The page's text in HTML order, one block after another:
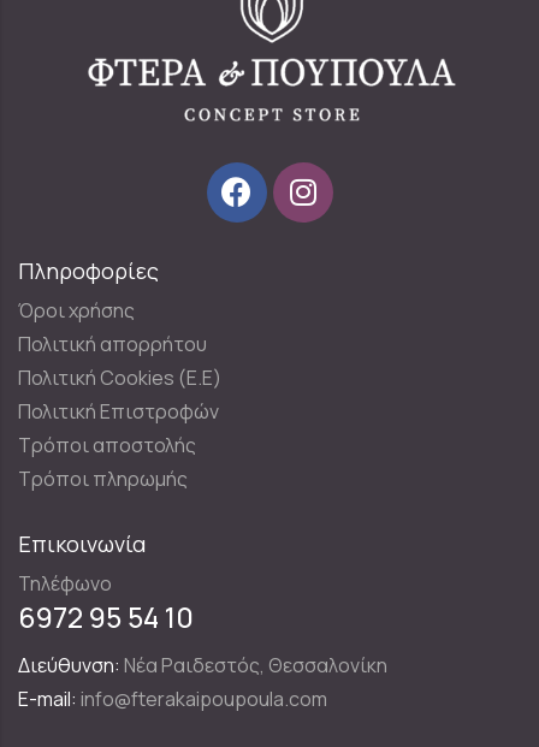
Πληροφορίες
Όροι χρήσης
Πολιτική απορρήτου
Πολιτική Cookies (E.E)
Πολιτική Επιστροφών
Τρόποι αποστολής
Τρόποι πληρωμής
Επικοινωνία
Τηλέφωνο
6972 95 54 10
Διεύθυνση: Νέα Ραιδεστός, Θεσσαλονίκη
E-mail: info@fterakaipoupoula.com